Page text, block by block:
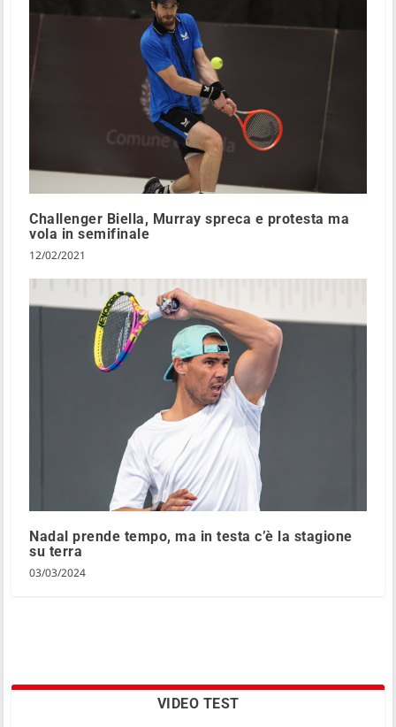
Challenger Biella, Murray spreca e protesta ma
vola in semifinale
12/02/2021
Nadal prende tempo, ma in testa c’è la stagione
su terra
03/03/2024
VIDEO TEST